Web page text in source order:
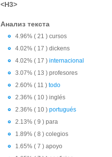
<H3>
Анализ текста
4.96% ( 21 ) cursos
4.02% ( 17 ) dickens
4.02% ( 17 ) internacional
3.07% ( 13 ) profesores
2.60% ( 11 ) todo
2.36% ( 10 ) inglés
2.36% ( 10 ) portugués
2.13% ( 9 ) para
1.89% ( 8 ) colegios
1.65% ( 7 ) apoyo